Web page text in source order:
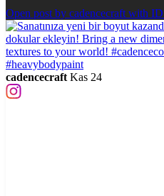
Open post by cadencecraft with
cadencecraft Kas 24